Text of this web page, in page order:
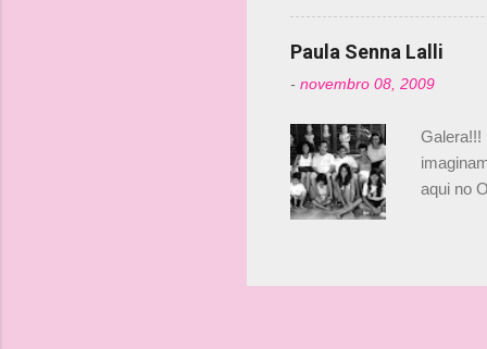
@RGrosjean ! #EifelGP
Paula Senna Lalli
- novembro 08, 2009
Galera!!!
aqui no
Bruno,
Vamos